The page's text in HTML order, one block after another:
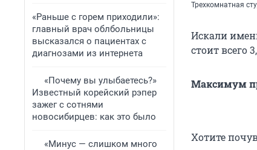
«Раньше с горем приходили»:
главный врач облбольницы
высказался о пациентах с
диагнозами из интернета
«Почему вы улыбаетесь?»
Известный корейский рэпер
зажег с сотнями
новосибирцев: как это было
«Минус — слишком много
Трехкомнатная
Искали
стоит всего
Максимум
Хотите